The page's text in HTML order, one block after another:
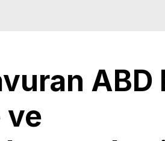
dev teklif
ABD
ve